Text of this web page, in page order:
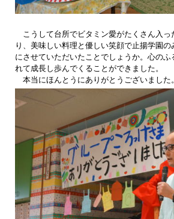
こうして台所でビタミン愛がたくさん入っ
り、美味しい料理と優しい笑顔で止揚学園
にさせていただいたことでしょうか。心のふ
れて成長し歩んでくることができました。
本当にほんとうにありがとうございました。